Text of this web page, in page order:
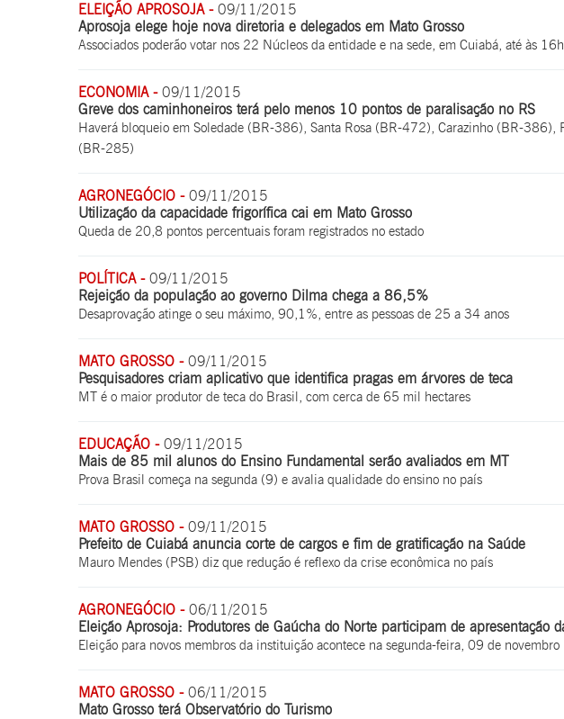
ELEIÇÃO APROSOJA - 09/11/2015
Aprosoja elege hoje nova diretoria e delegados em Mato Grosso
Associados poderão votar nos 22 Núcleos da entidade e na sede, em Cuiabá, até às 16h
ECONOMIA - 09/11/2015
Greve dos caminhoneiros terá pelo menos 10 pontos de paralisação no RS
Haverá bloqueio em Soledade (BR-386), Santa Rosa (BR-472), Carazinho (BR-
(BR-285)
AGRONEGÓCIO - 09/11/2015
Utilização da capacidade frigorífica cai em Mato Grosso
Queda de 20,8 pontos percentuais foram registrados no estado
POLÍTICA - 09/11/2015
Rejeição da população ao governo Dilma chega a 86,5%
Desaprovação atinge o seu máximo, 90,1%, entre as pessoas de 25 a 34 anos
MATO GROSSO - 09/11/2015
Pesquisadores criam aplicativo que identifica pragas em árvores de teca
MT é o maior produtor de teca do Brasil, com cerca de 65 mil hectares
EDUCAÇÃO - 09/11/2015
Mais de 85 mil alunos do Ensino Fundamental serão avaliados em MT
Prova Brasil começa na segunda (9) e avalia qualidade do ensino no país
MATO GROSSO - 09/11/2015
Prefeito de Cuiabá anuncia corte de cargos e fim de gratificação na Saúde
Mauro Mendes (PSB) diz que redução é reflexo da crise econômica no país
AGRONEGÓCIO - 06/11/2015
Eleição Aprosoja: Produtores de Gaúcha do Norte participam de apresentação
Eleição para novos membros da instituição acontece na segunda-feira, 09 de novembro
MATO GROSSO - 06/11/2015
Mato Grosso terá Observatório do Turismo